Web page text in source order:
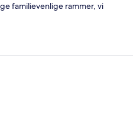
familievenlige rammer, vi